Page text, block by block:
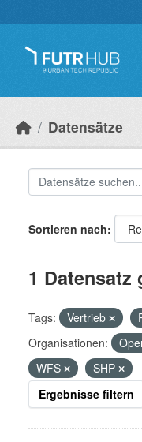
Datensätze
Sortieren nach
1 Datensatz
Tags: Vertrieb
Organisationen:
WFS
SHP
Ergebnisse filtern